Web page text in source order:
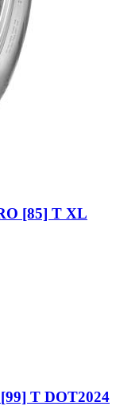
[85] T XL
T DOT2024